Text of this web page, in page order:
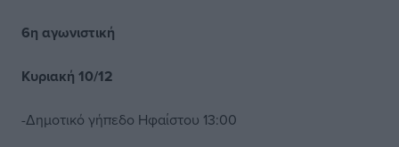
6η αγωνιστική
Κυριακή 10/12
-Δημοτικό γήπεδο Ηφαίστου 13:00